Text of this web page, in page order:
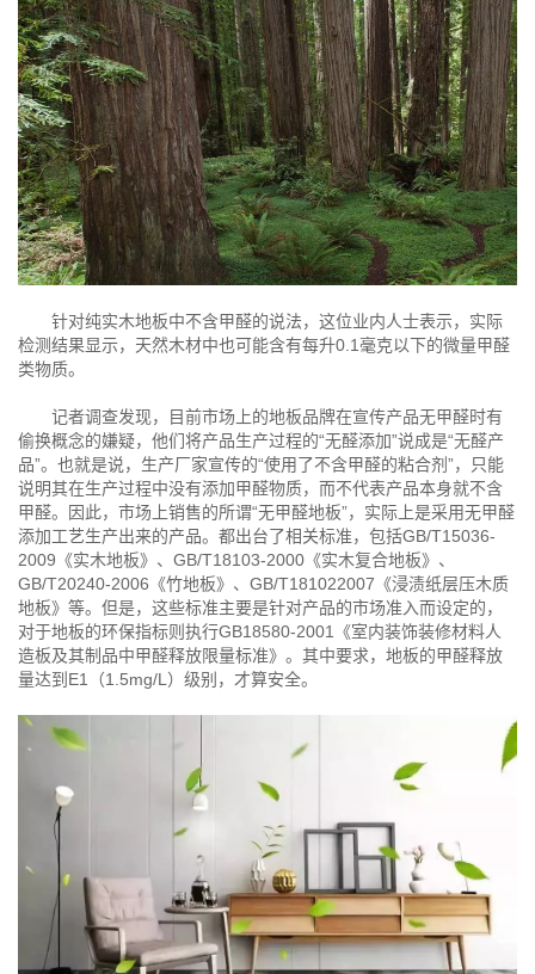
针对纯实木地板中不含甲醛的说法，这位业内人士表示，实际
检测结果显示，天然木材中也可能含有每升0.1毫克以下的微量甲醛
类物质。
记者调查发现，目前市场上的地板品牌在宣传产品无甲醛时有
偷换概念的嫌疑，他们将产品生产过程的“无醛添加”说成是“无醛产
品”。也就是说，生产厂家宣传的“使用了不含甲醛的粘合剂”，只能
说明其在生产过程中没有添加甲醛物质，而不代表产品本身就不含
甲醛。因此，市场上销售的所谓“无甲醛地板”，实际上是采用无甲醛
添加工艺生产出来的产品。都出台了相关标准，包括GB/T15036-
2009《实木地板》、GB/T18103-2000《实木复合地板》、
GB/T20240-2006《竹地板》、GB/T181022007《浸渍纸层压木质
地板》等。但是，这些标准主要是针对产品的市场准入而设定的，
对于地板的环保指标则执行GB18580-2001《室内装饰装修材料人
造板及其制品中甲醛释放限量标准》。其中要求，地板的甲醛释放
量达到E1（1.5mg/L）级别，才算安全。